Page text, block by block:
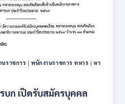
นราชการ |พนักงานราชการ ทหาร |หา
บก เปิดรับสมัครบุคคล